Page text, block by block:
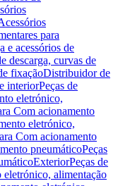
para
e acessórios de
descarga, curvas de
fixaçãoDistribuidor de
interiorPeças de
eletrónico,
Com acionamento
eletrónico,
Com acionamento
pneumáticoPeças
ExteriorPeças de
eletrónico, alimentação